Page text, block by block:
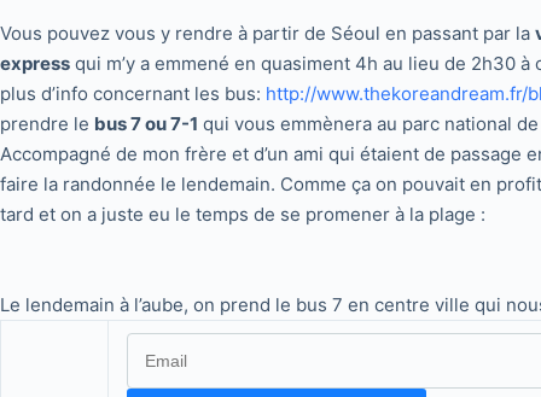
Vous pouvez vous y rendre à partir de Séoul en passant par la
express qui m’y a emmené en quasiment 4h au lieu de 2h30
plus d’info concernant les bus: http://
prendre le bus 7 ou 7-1 qui vous emmènera au parc national
Accompagné de mon frère et d’un ami qui étaient de passage
faire la randonnée le lendemain. Comme ça on pouvait en
tard et on a juste eu le temps de se promener à la plage :
Le lendemain à l’aube, on prend le bus 7 en centre ville qui